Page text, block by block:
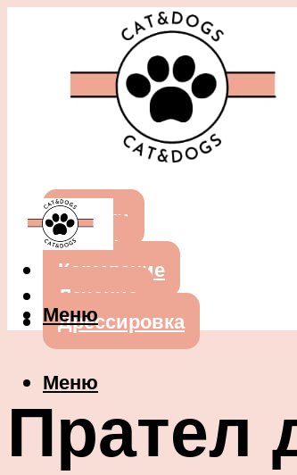
Собаки
Кошки
Кормление
Лечение
Дрессировка
Меню
Меню
Прател